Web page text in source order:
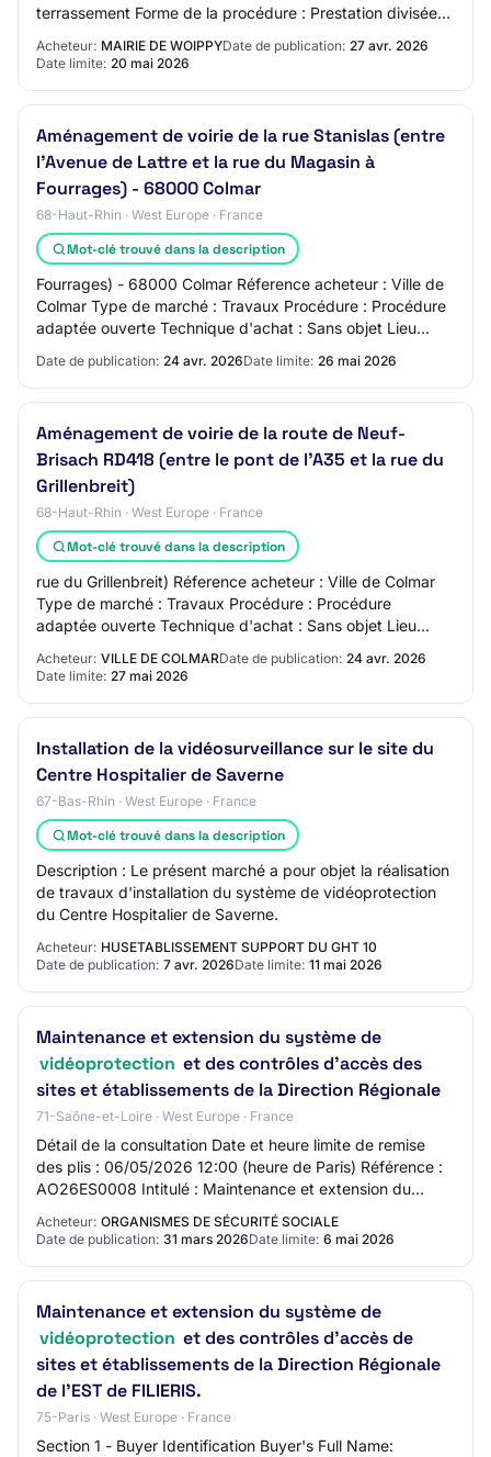
terrassement Forme de la procédure : Prestation divisée
Acheteur: MAIRIE DE WOIPPYDate de publication: 27 avr. 2026
Date limite: 20 mai 2026
Aménagement de voirie de la rue Stanislas (entre
l'Avenue de Lattre et la rue du Magasin à
Fourrages) - 68000 Colmar
68-Haut-Rhin · West Europe · France
Mot-clé trouvé dans la description
Fourrages) - 68000 Colmar Réference acheteur : Ville de
Colmar Type de marché : Travaux Procédure : Procédure
adaptée ouverte Technique d'achat : Sans objet Lieu
Date de publication: 24 avr. 2026Date limite: 26 mai 2026
Aménagement de voirie de la route de Neuf-
Brisach RD418 (entre le pont de l'A35 et la rue du
Grillenbreit)
68-Haut-Rhin · West Europe · France
Mot-clé trouvé dans la description
rue du Grillenbreit) Réference acheteur : Ville de Colmar
Type de marché : Travaux Procédure : Procédure
adaptée ouverte Technique d'achat : Sans objet Lieu
Acheteur: VILLE DE COLMARDate de publication: 24 avr. 2026
Date limite: 27 mai 2026
Installation de la vidéosurveillance sur le site du
Centre Hospitalier de Saverne
67-Bas-Rhin · West Europe · France
Mot-clé trouvé dans la description
Description : Le présent marché a pour objet la réalisation
de travaux d'installation du système de vidéoprotection
du Centre Hospitalier de Saverne.
Acheteur: HUSETABLISSEMENT SUPPORT DU GHT 10
Date de publication: 7 avr. 2026Date limite: 11 mai 2026
Maintenance et extension du système de
vidéoprotection et des contrôles d'accès des
sites et établissements de la Direction Régionale
71-Saône-et-Loire · West Europe · France
Détail de la consultation Date et heure limite de remise
des plis : 06/05/2026 12:00 (heure de Paris) Référence :
AO26ES0008 Intitulé : Maintenance et extension du
système de vidéoprotection et des c…
Acheteur: ORGANISMES DE SÉCURITÉ SOCIALE
Date de publication: 31 mars 2026Date limite: 6 mai 2026
Maintenance et extension du système de
vidéoprotection et des contrôles d'accès de
sites et établissements de la Direction Régionale
de l'EST de FILIERIS.
75-Paris · West Europe · France
Section 1 - Buyer Identification Buyer's Full Name: